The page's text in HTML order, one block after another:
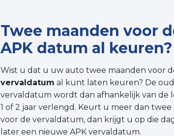
Twee maanden voor
APK datum al keuren?
Wist u dat u uw auto twee maanden voor
vervaldatum al kunt laten keuren? De
vervaldatum wordt dan afhankelijk van de
1 of 2 jaar verlengd. Keurt u meer dan twee
voor de vervaldatum, dan krijgt u op die
later een nieuwe APK vervaldatum.